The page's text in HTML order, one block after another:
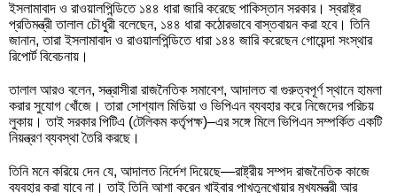
ইসলামাবাদ ও রাওয়ালপিন্ডিতে ১৪৪ ধারা জারি করেছে পাকিস্তান সরকার। স্বরাষ্ট্র
প্রতিমন্ত্রী তালাল চৌধুরী বলেছেন, ১৪৪ ধারা কঠোরভাবে বাস্তবায়ন করা হবে। তিনি
জানান, তারা ইসলামাবাদ ও রাওয়ালপিন্ডিতে ধারা ১৪৪ জারি করেছেন গোয়েন্দা সংস্থার
রিপোর্ট বিবেচনায়।
তালাল আরও বলেন, সন্ত্রাসীরা রাজনৈতিক সমাবেশ, আদালত বা গুরুত্বপূর্ণ স্থানে হামলা
করার সুযোগ খোঁজে। তারা সোশ্যাল মিডিয়া ও ভিপিএন ব্যবহার করে নিজেদের পরিচয়
লুকায়। তাই সরকার পিটিএ (টেলিকম কর্তৃপক্ষ)–এর সঙ্গে মিলে ভিপিএন সম্পর্কিত একটি
নিয়ন্ত্রণ ব্যবস্থা তৈরি করছে।
তিনি মনে করিয়ে দেন যে, আদালত নির্দেশ দিয়েছে—রাষ্ট্রীয় সম্পদ রাজনৈতিক কাজে
ব্যবহার করা যাবে না। তাই তিনি আশা করেন খাইবার পাখতুনখোয়ার মুখ্যমন্ত্রী আর